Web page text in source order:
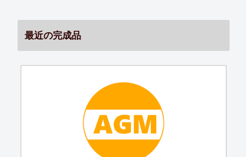
最近の完成品